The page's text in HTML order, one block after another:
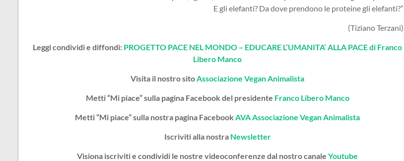
E gli elefanti? Da dove prendono le proteine gli elefanti?”
(Tiziano Terzani)
Leggi condividi e diffondi: PROGETTO PACE NEL MONDO – EDUCARE L’UMANITA’ ALLA PACE di Franco
Libero Manco
Visita il nostro sitoAssociazione Vegan Animalista
Metti “Mi piace” sulla pagina Facebook del presidente Franco Libero Manco
Metti “Mi piace” sulla nostra pagina Facebook AVA Associazione Vegan Animalista
Iscriviti alla nostraNewsletter
Visiona iscriviti e condividi le nostre videoconferenze dal nostro canale Youtube